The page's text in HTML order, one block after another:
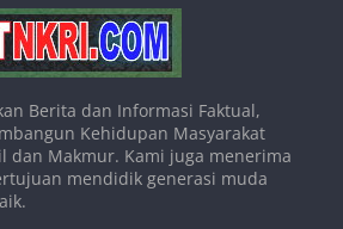
Berita dan Informasi Faktual,
Kehidupan Masyarakat
dan Makmur. Kami juga menerima
mendidik generasi muda